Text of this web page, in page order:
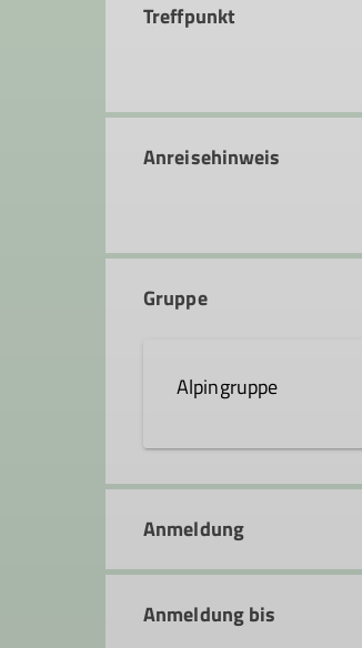
Treffpunkt
Anreisehinweis
Gruppe
Alpingruppe
großen Wert
Anmeldung
Anmeldung bis